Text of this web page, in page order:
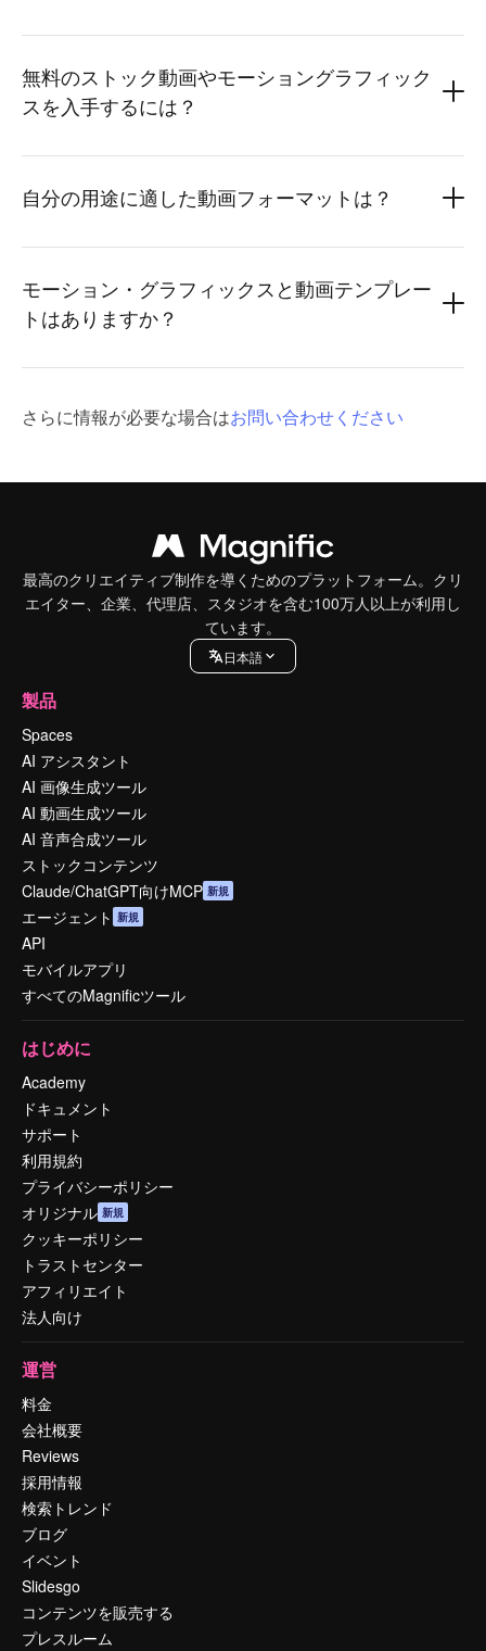
無料のストック動画やモーショングラフィック
スを入手するには？
自分の用途に適した動画フォーマットは？
モーション・グラフィックスと動画テンプレー
トはありますか？
さらに情報が必要な場合はお問い合わせください
最高のクリエイティブ制作を導くためのプラットフォーム。クリ
エイター、企業、代理店、スタジオを含む100万人以上が利用し
ています。
日本語
製品
Spaces
AI アシスタント
AI 画像生成ツール
AI 動画生成ツール
AI 音声合成ツール
ストックコンテンツ
Claude/ChatGPT向けMCP 新規
エージェント 新規
API
モバイルアプリ
すべてのMagnificツール
はじめに
Academy
ドキュメント
サポート
利用規約
プライバシーポリシー
オリジナル 新規
クッキーポリシー
トラストセンター
アフィリエイト
法人向け
運営
料金
会社概要
Reviews
採用情報
検索トレンド
ブログ
イベント
Slidesgo
コンテンツを販売する
プレスルーム